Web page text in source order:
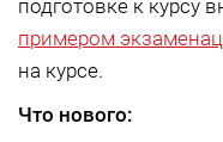
подготовке к курсу
примером
на курсе.
Что нового: